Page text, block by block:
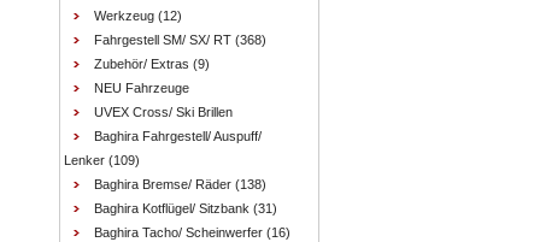
Werkzeug (12)
Fahrgestell SM/ SX/ RT (368)
Zubehör/ Extras (9)
NEU Fahrzeuge
UVEX Cross/ Ski Brillen
Baghira Fahrgestell/ Auspuff/
Lenker (109)
Baghira Bremse/ Räder (138)
Baghira Kotflügel/ Sitzbank (31)
Baghira Tacho/ Scheinwerfer (16)